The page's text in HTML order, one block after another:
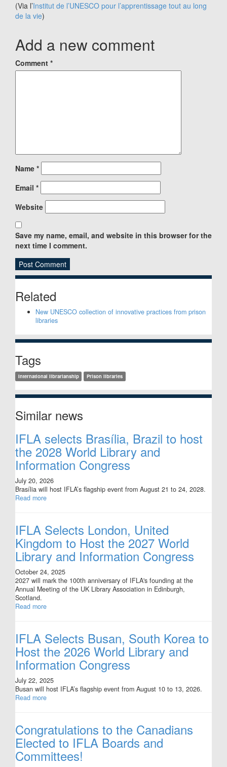
(Via l’Institut de l’UNESCO pour l’apprentissage tout au long
de la vie)
Add a new comment
Comment *
Name *
Email *
Website
Save my name, email, and website in this browser for the
next time I comment.
Sidebar
Related
New UNESCO collection of innovative practices from prison
libraries
Tags
International librarianship Prison libraries
Similar news
IFLA selects Brasília, Brazil to host
the 2028 World Library and
Information Congress
July 20, 2026
Brasília will host IFLA’s flagship event from August 21 to 24, 2028.
Read more
IFLA Selects London, United
Kingdom to Host the 2027 World
Library and Information Congress
October 24, 2025
2027 will mark the 100th anniversary of IFLA's founding at the
Annual Meeting of the UK Library Association in Edinburgh,
Scotland.
Read more
IFLA Selects Busan, South Korea to
Host the 2026 World Library and
Information Congress
July 22, 2025
Busan will host IFLA’s flagship event from August 10 to 13, 2026.
Read more
Congratulations to the Canadians
Elected to IFLA Boards and
Committees!